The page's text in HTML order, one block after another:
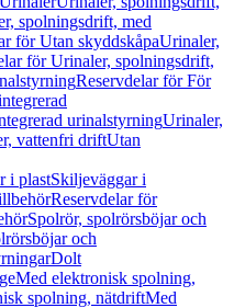
spolningsdrift, med
för Utan skyddskåpaUrinaler,
för Urinaler, spolningsdrift,
Reservdelar för För
urinalstyrningUrinaler,
vattenfri driftUtan
i plastSkiljeväggar i
Reservdelar för
Spolrör, spolrörsböjar och
och
Dolt
Med elektronisk spolning,
spolning, nätdriftMed